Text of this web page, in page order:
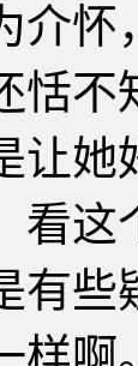
介怀
恬不
让她
个
有些